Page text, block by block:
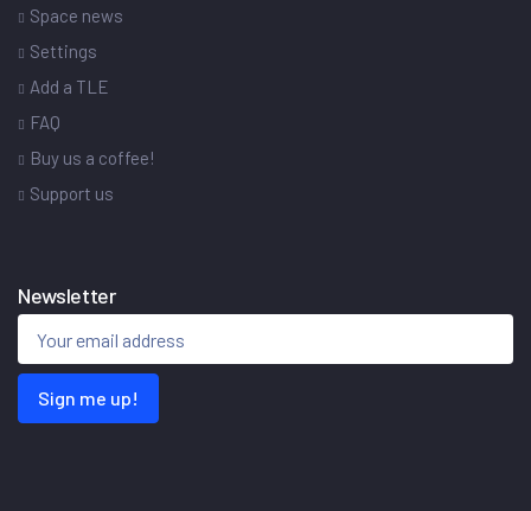
Space news
Settings
Add a TLE
FAQ
Buy us a coffee!
Support us
Newsletter
Sign me up!